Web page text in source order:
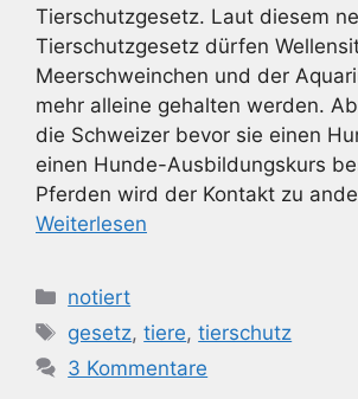
Tierschutzgesetz. Laut diesem
Tierschutzgesetz dürfen
Meerschweinchen und der
mehr alleine gehalten werden.
die Schweizer bevor sie einen
einen Hunde-Ausbildungskurs
Pferden wird der Kontakt zu
Weiterlesen
Kategorien
notiert
Schlagwörter
gesetz,tiere,tierschutz
3 Kommentare